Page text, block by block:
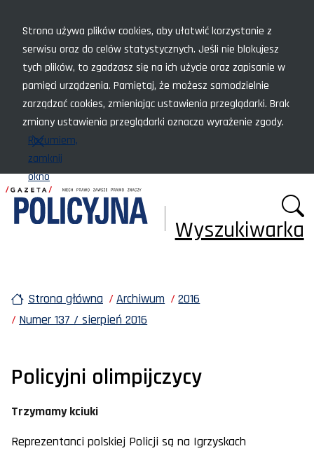
Strona używa plików cookies, aby ułatwić korzystanie z
serwisu oraz do celów statystycznych. Jeśli nie blokujesz
tych plików, to zgadzasz się na ich użycie oraz zapisanie w
pamięci urządzenia. Pamiętaj, że możesz samodzielnie
zarządzać cookies, zmieniając ustawienia przeglądarki. Brak
zmiany ustawienia przeglądarki oznacza wyrażenie zgody.
Rozumiem,
zamknij
okno
Wyszukiwarka
Strona główna Archiwum
2016
Numer 137 / sierpień 2016
Policyjni olimpijczycy
Trzymamy kciuki
Reprezentanci polskiej Policji są na Igrzyskach